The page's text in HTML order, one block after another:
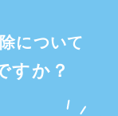
について
すか？